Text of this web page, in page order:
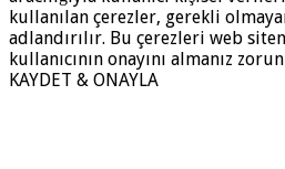
kullanılan çerezler, gerekli
adlandırılır. Bu çerezleri web
kullanıcının onayını almanız
KAYDET & ONAYLA